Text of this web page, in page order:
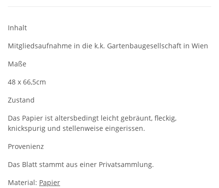
Inhalt
Mitgliedsaufnahme in die k.k. Gartenbaugesellschaft in Wien
Maße
48 x 66,5cm
Zustand
Das Papier ist altersbedingt leicht gebräunt, fleckig,
knickspurig und stellenweise eingerissen.
Provenienz
Das Blatt stammt aus einer Privatsammlung.
Material: Papier